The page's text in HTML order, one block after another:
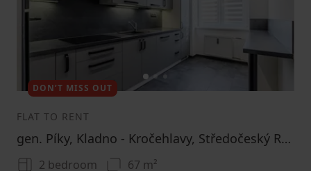
1
DON’T MISS OUT
FLAT TO RENT
gen. Píky, Kladno - Kročehlavy, Středočeský Region
2 bedroom 67 m²